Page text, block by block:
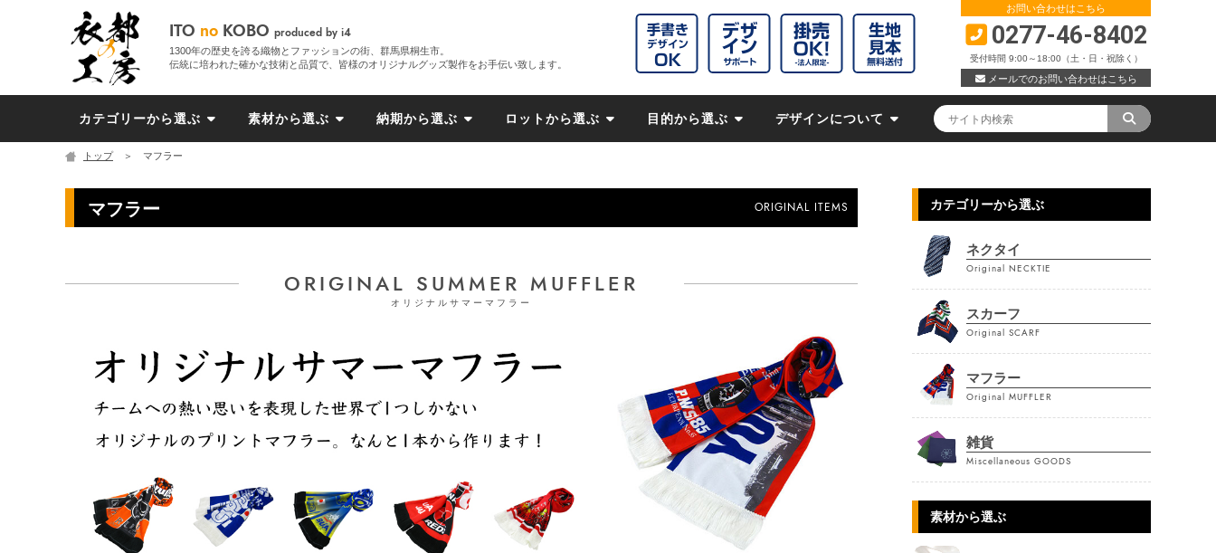
ITO no KOBO produced by i4
1300年の歴史を誇る織物とファッションの街、群馬県桐生市。
伝統に培われた確かな技術と品質で、皆様のオリジナルグッズ製作をお手伝い致します。
お問い合わせはこちら
0277-46-8402
受付時間 9:00～18:00（土・日・祝除く）
メールでのお問い合わせはこちら
カテゴリーから選ぶ 素材から選ぶ 納期から選ぶ ロットから選ぶ 目的から選ぶ デザインについて
トップ＞ マフラー
マフラー ORIGINAL ITEMS
ORIGINAL SUMMER MUFFLER
オリジナルサマーマフラー
カテゴリーから選ぶ
ネクタイ
Original NECKTIE
スカーフ
Original SCARF
マフラー
Original MUFFLER
雑貨
Miscellaneous GOODS
素材から選ぶ